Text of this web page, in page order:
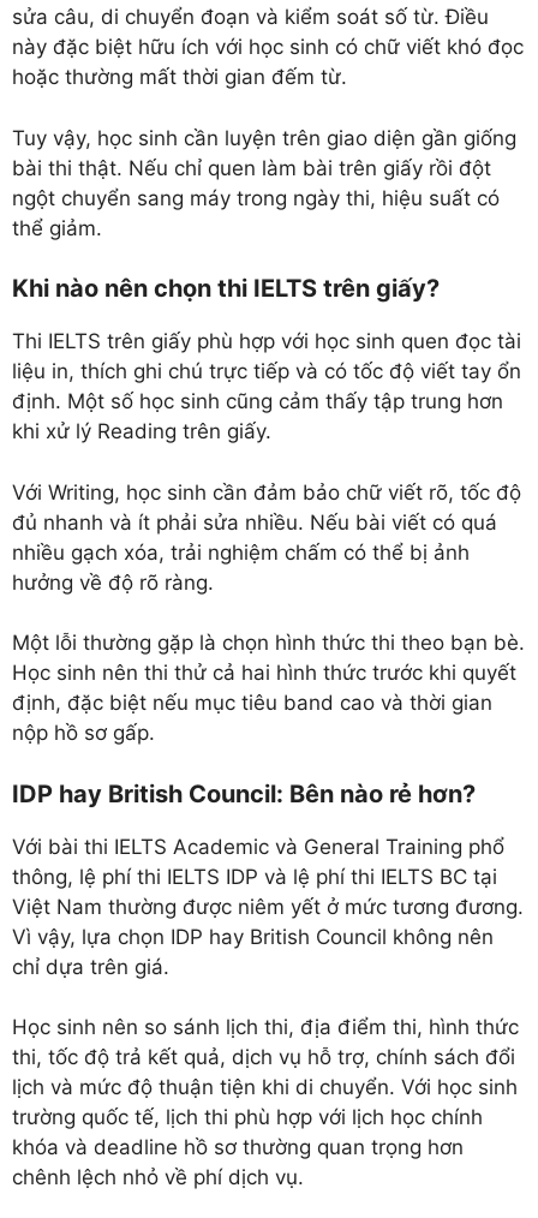
sửa câu, di chuyển đoạn và kiểm soát số từ. Điều
này đặc biệt hữu ích với học sinh có chữ viết khó đọc
hoặc thường mất thời gian đếm từ.
Tuy vậy, học sinh cần luyện trên giao diện gần giống
bài thi thật. Nếu chỉ quen làm bài trên giấy rồi đột
ngột chuyển sang máy trong ngày thi, hiệu suất có
thể giảm.
Khi nào nên chọn thi IELTS trên giấy?
Thi IELTS trên giấy phù hợp với học sinh quen đọc tài
liệu in, thích ghi chú trực tiếp và có tốc độ viết tay ổn
định. Một số học sinh cũng cảm thấy tập trung hơn
khi xử lý Reading trên giấy.
Với Writing, học sinh cần đảm bảo chữ viết rõ, tốc độ
đủ nhanh và ít phải sửa nhiều. Nếu bài viết có quá
nhiều gạch xóa, trải nghiệm chấm có thể bị ảnh
hưởng về độ rõ ràng.
Một lỗi thường gặp là chọn hình thức thi theo bạn bè.
Học sinh nên thi thử cả hai hình thức trước khi quyết
định, đặc biệt nếu mục tiêu band cao và thời gian
nộp hồ sơ gấp.
IDP hay British Council: Bên nào rẻ hơn?
Với bài thi IELTS Academic và General Training phổ
thông, lệ phí thi IELTS IDP và lệ phí thi IELTS BC tại
Việt Nam thường được niêm yết ở mức tương đương.
Vì vậy, lựa chọn IDP hay British Council không nên
chỉ dựa trên giá.
Học sinh nên so sánh lịch thi, địa điểm thi, hình thức
thi, tốc độ trả kết quả, dịch vụ hỗ trợ, chính sách đổi
lịch và mức độ thuận tiện khi di chuyển. Với học sinh
trường quốc tế, lịch thi phù hợp với lịch học chính
khóa và deadline hồ sơ thường quan trọng hơn
chênh lệch nhỏ về phí dịch vụ.